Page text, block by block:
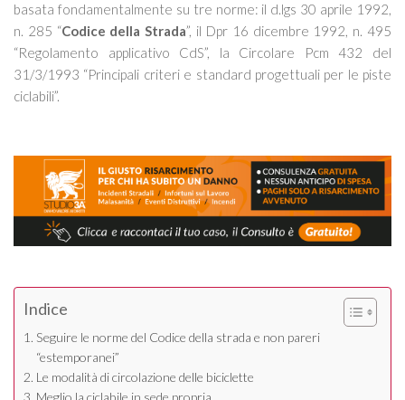
basata fondamentalmente su tre norme: il d.lgs 30 aprile 1992,
n. 285 “Codice della Strada”, il Dpr 16 dicembre 1992, n. 495
“Regolamento applicativo CdS”, la Circolare Pcm 432 del
31/3/1993 “Principali criteri e standard progettuali per le piste
ciclabili”.
Indice
Seguire le norme del Codice della strada e non pareri
“estemporanei”
Le modalità di circolazione delle biciclette
Meglio la ciclabile in sede propria